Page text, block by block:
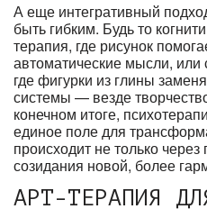
А еще интегративный
быть гибким. Будь то
терапия, где рисунок
автоматические мысли, или
где фигурки из глины
системы — везде
конечном итоге,
единое поле для
происходит не только
созидания новой, более
АРТ-ТЕРАПИЯ